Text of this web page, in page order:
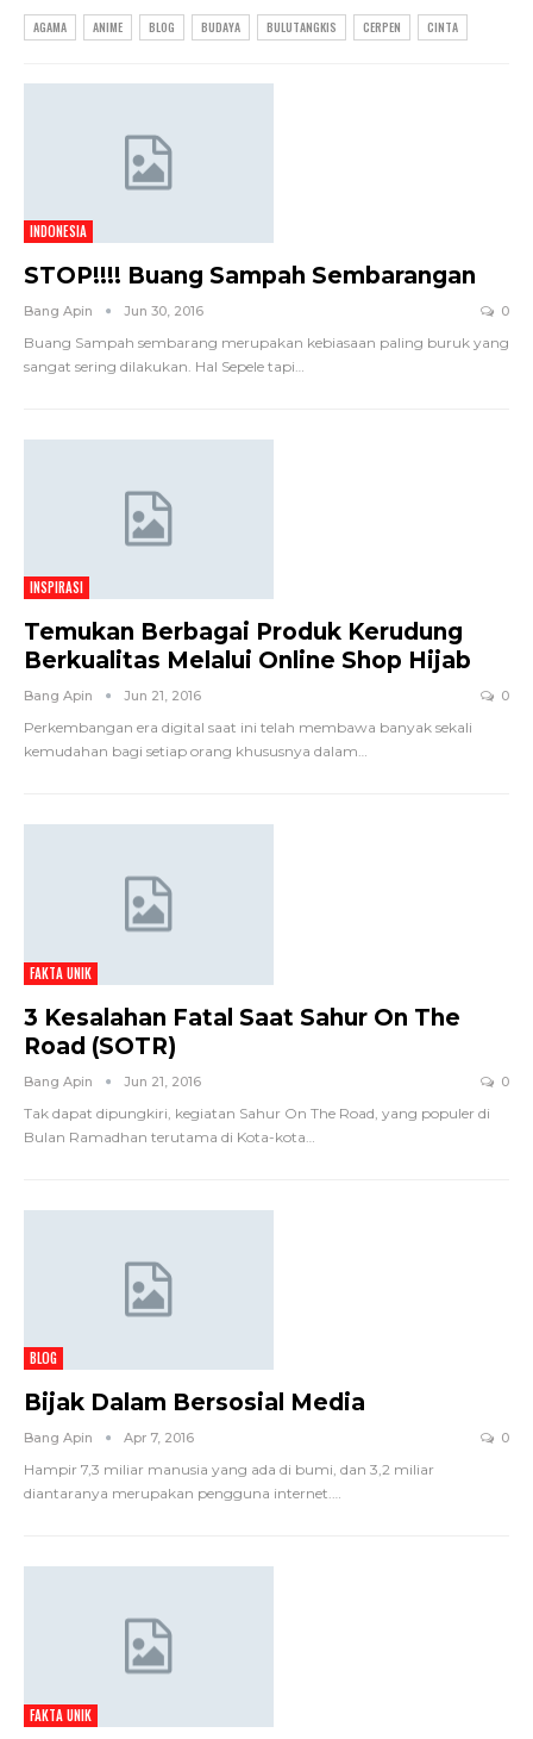
AGAMA ANIME BLOG BUDAYA BULUTANGKIS CERPEN CINTA
INDONESIA
STOP!!!! Buang Sampah Sembarangan
Bang Apin Jun 30, 2016 0
Buang Sampah sembarang merupakan kebiasaan paling buruk yang
sangat sering dilakukan. Hal Sepele tapi
INSPIRASI
Temukan Berbagai Produk Kerudung
Berkualitas Melalui Online Shop Hijab
Bang Apin Jun 21, 2016 0
Perkembangan era digital saat ini telah membawa banyak sekali
kemudahan bagi setiap orang khususnya dalam…
FAKTA UNIK
3 Kesalahan Fatal Saat Sahur On The
Road (SOTR)
Bang Apin Jun 21, 2016 0
Tak dapat dipungkiri, kegiatan Sahur On The Road, yang populer di
Bulan Ramadhan terutama di Kota-kota…
BLOG
Bijak Dalam Bersosial Media
Bang Apin Apr 7, 2016 0
Hampir 7,3 miliar manusia yang ada di bumi, dan 3,2 miliar
diantaranya merupakan pengguna internet.…
FAKTA UNIK